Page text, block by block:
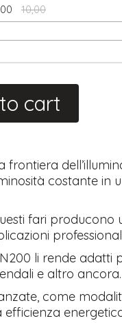
10,00
cart
frontiera
costante in
fari producono
li rende adatti
e altro ancora.
come
efficienza